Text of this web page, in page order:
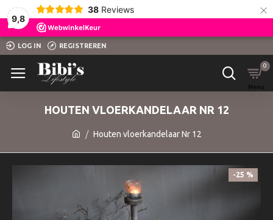
9,8
38 Reviews ×
LOG IN REGISTREREN
0
Houten vloerkandelaar Nr 12
HOUTEN VLOERKANDELAAR NR 12
-25 %